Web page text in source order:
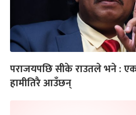
पराजयपछि सीके राउतले भने :
हामीतिरै आउँछन्